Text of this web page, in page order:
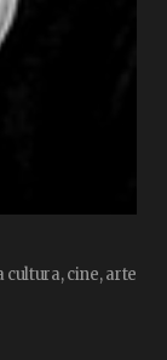
cine, arte